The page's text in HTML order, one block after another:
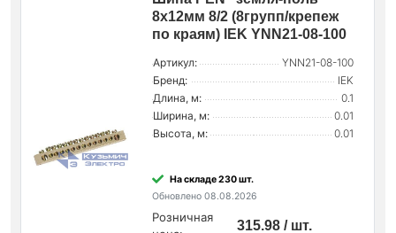
8х12мм 8/2 (8групп/крепеж
по краям) IEK YNN21-08-100
Артикул:
YNN21-08-100
Бренд:
IEK
Длина, м:
0.1
Ширина, м:
0.01
Высота, м:
0.01
На складе 230 шт.
Обновлено 08.08.2026
Розничная
315.98 / шт.